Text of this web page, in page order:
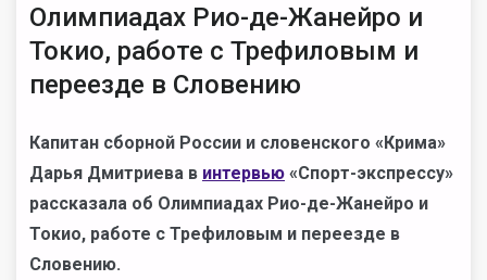
Олимпиадах Рио-де-Жанейро и
Токио, работе с Трефиловым и
переезде в Словению
Капитан сборной России и словенского «Крима»
Дарья Дмитриева в интервью «Спорт-экспрессу»
рассказала об Олимпиадах Рио-де-Жанейро и
Токио, работе с Трефиловым и переезде в
Словению.